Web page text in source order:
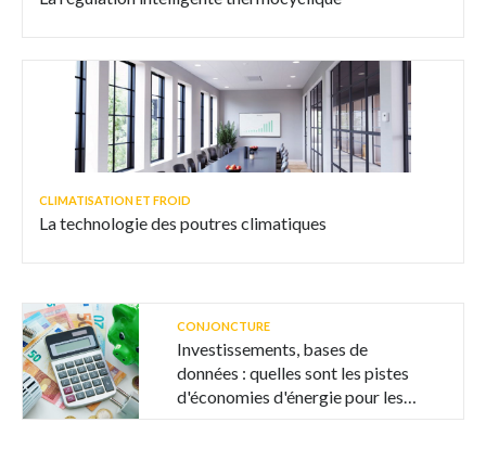
CLIMATISATION ET FROID
La technologie des poutres climatiques
CONJONCTURE
Investissements, bases de
données : quelles sont les pistes
d'économies d'énergie pour les